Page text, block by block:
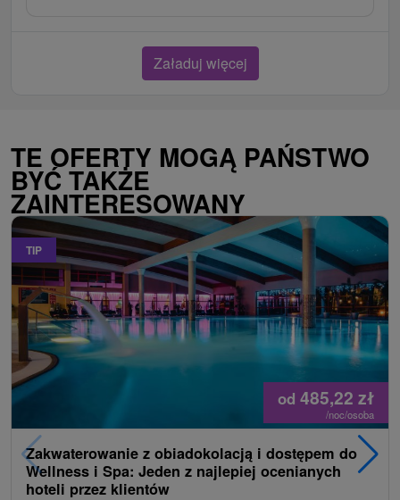
Załaduj więcej
TE OFERTY MOGĄ PAŃSTWO
BYĆ TAKŻE
ZAINTERESOWANY
TIP
od 485,22 zł
/noc/osoba
Zakwaterowanie z obiadokolacją i dostępem do
Wellness i Spa: Jeden z najlepiej ocenianych
hoteli przez klientów